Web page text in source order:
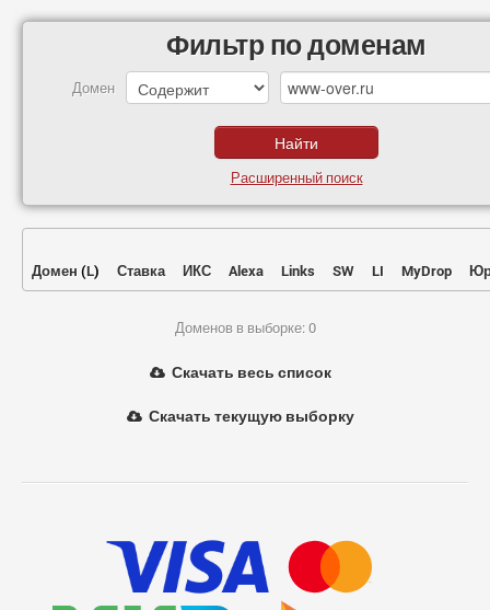
Фильтр по доменам
Домен
Расширенный поиск
Домен (L) Ставка ИКС Alexa Links SW LI MyDrop
Доменов в выборке: 0
Скачать весь список
Скачать текущую выборку